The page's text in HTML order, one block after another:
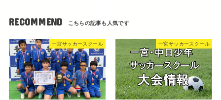
RECOMMEND
一宮サッカースクール 一宮サッカースクール